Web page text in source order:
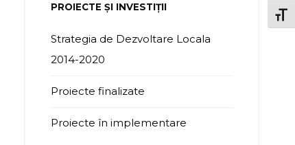
PROIECTE ȘI INVESTIȚII
Strategia de Dezvoltare Locala
2014-2020
Proiecte finalizate
Proiecte în implementare